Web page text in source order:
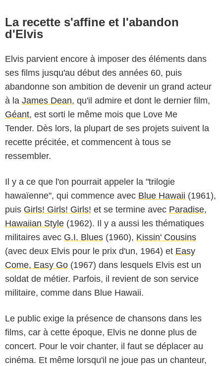
La recette s'affine et l'abandon
d'Elvis
Elvis parvient encore à imposer des éléments dans
ses films jusqu'au début des années 60, puis
abandonne son ambition de devenir un grand acteur
à la James Dean, qu'il admire et dont le dernier film,
Géant, est sorti le même mois que Love Me
Tender. Dès lors, la plupart de ses projets suivent la
recette précitée, et commencent à tous se
ressembler.
Il y a ce que l'on pourrait appeler la "trilogie
hawaïenne", qui commence avec Blue Hawaii (1961),
puis Girls! Girls! Girls! et se termine avec Paradise,
Hawaiian Style (1962). Il y a aussi les thématiques
militaires avec G.I. Blues (1960), Kissin' Cousins
(avec deux Elvis pour le prix d'un, 1964) et Easy
Come, Easy Go (1967) dans lesquels Elvis est un
soldat de métier. Parfois, il revient de son service
militaire, comme dans Blue Hawaii.
Le public exige la présence de chansons dans les
films, car à cette époque, Elvis ne donne plus de
concert. Pour le voir chanter, il faut se déplacer au
cinéma. Et même lorsqu'il ne joue pas un chanteur,